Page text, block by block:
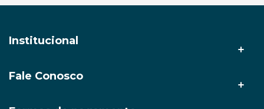
Institucional
A AMZ Tech
Fale Conosco